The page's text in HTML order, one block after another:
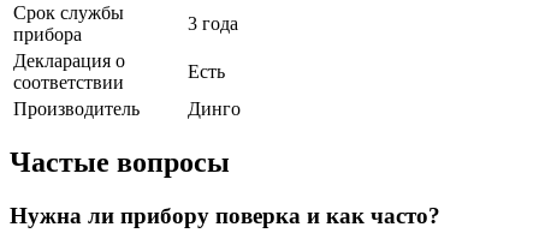
Срок службы
прибора
3 года
Декларация о
соответствии
Есть
Производитель
Динго
Частые вопросы
Нужна ли прибору поверка и как часто?